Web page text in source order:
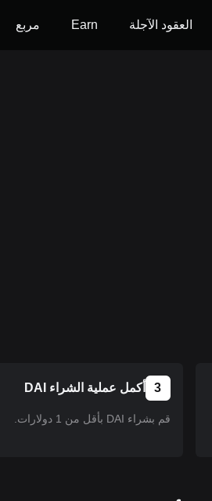
العقود الآجلة Earn مربع
3 أكمل عملية الشراء DAI
قم بشراء DAI بأقل من 1 دولارات.